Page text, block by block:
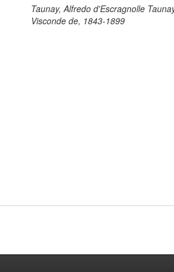
Taunay, Alfredo d'Escragnolle
Visconde de, 1843-1899